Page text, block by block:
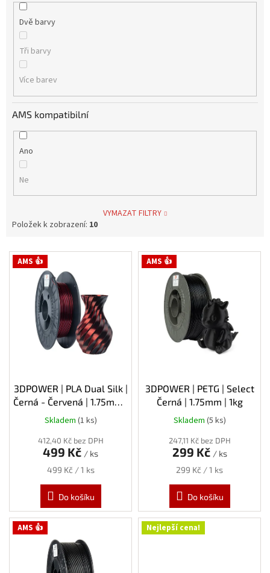
Dvě barvy
Tři barvy
Více barev
AMS kompatibilní
Ano
Ne
VYMAZAT FILTRY
Položek k zobrazení: 10
V AMS 👍
3DPOWER | PLA Dual Silk |
Černá - Červená | 1.75mm |
1kg
Skladem (1 ks)
412,40 Kč bez DPH
499 Kč / ks
Měrná
499 Kč / 1 ks
Do košíku
AMS 👍
3DPOWER | PETG | Select
Černá | 1.75mm | 1kg
Skladem (5 ks)
247,11 Kč bez DPH
299 Kč / ks
Měrná
299 Kč / 1 ks
Do košíku
AMS 👍 Nejlepší cena!